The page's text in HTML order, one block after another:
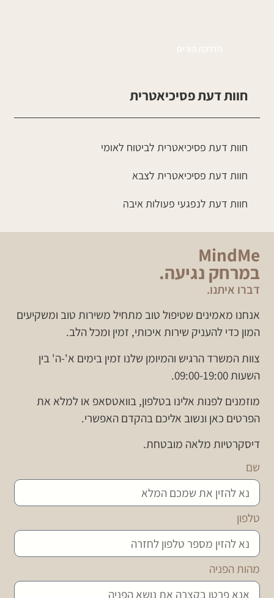
הדרכת הורים
חוות דעתפסיכיאטרית
חוות דעת פסיכיאטרית לביטוח לאומי
חוות דעת פסיכיאטרית לצבא
חוות דעת לנפגעי פעולות איבה
MindMe
במרחק נגיעה.
דברו איתנו.
אנחנו מאמינים שטיפול טוב מתחיל משירות טוב ומשקיעים
המון כדי להעניק שירות איכותי, זמין ומכל הלב.
צוות המשרד הרגיש והמיומן שלנו זמין בימים א'-ה' בין
השעות 09:00-19:00.
מוזמנים לפנות אלינו בטלפון, בוואטסאפ או למלא את
הפרטים כאן ונשוב אליכם בהקדם האפשרי.
דיסקרטיות מלאה מובטחת.
שם
טלפון
מהות הפניה